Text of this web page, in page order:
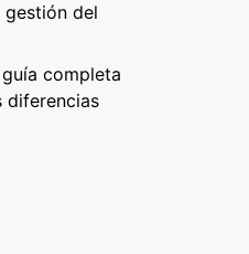
del
completa
diferencias